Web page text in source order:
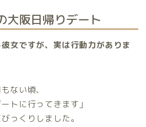
大阪日帰りデート
女ですが、実は行動力がありま
ない頃、
トに行ってきます」
っくりしました。